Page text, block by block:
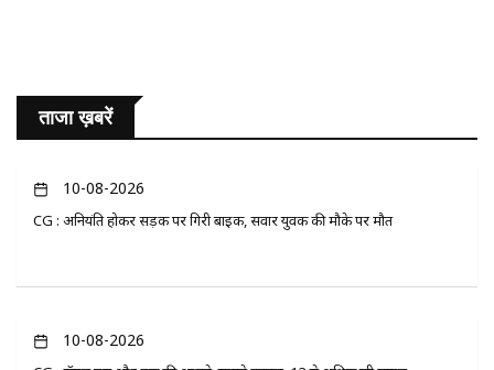
ताजा ख़बरें
10-08-2026
CG : अनियंत्रित होकर सड़क पर गिरी बाइक, सवार युवक की मौके पर मौत
10-08-2026